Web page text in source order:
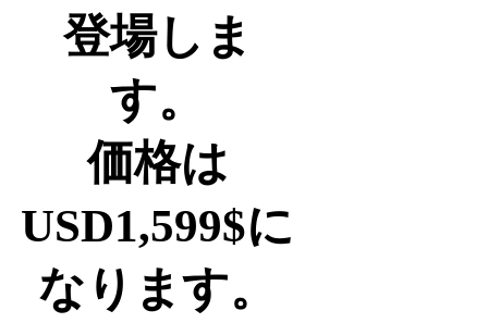
登場しま
す。
価格は
USD1,599$に
なります。